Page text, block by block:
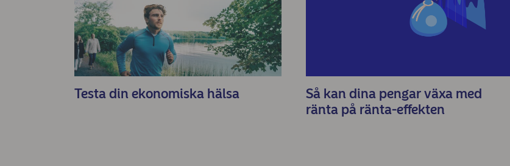
Testa din ekonomiska hälsa
Så kan dina pengar växa med
ränta på ränta-effekten